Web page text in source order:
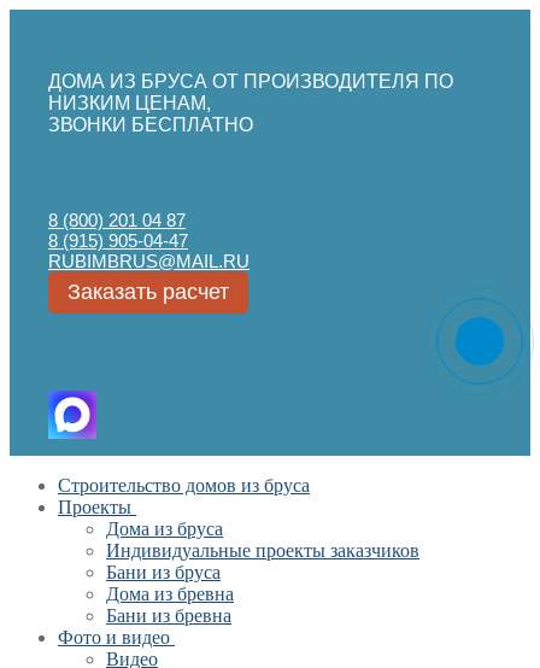
ДОМА ИЗ БРУСА ОТ ПРОИЗВОДИТЕЛЯ ПО
НИЗКИМ ЦЕНАМ,
ЗВОНКИ БЕСПЛАТНО
8 (800) 201 04 87
8 (915) 905-04-47
RUBIMBRUS@MAIL.RU
Заказать расчет
Перейти
содержимому
Меню
ЗакрытьСтроительство домов из бруса
Проекты
Дома из бруса
Индивидуальные проекты заказчиков
Бани из бруса
Дома из бревна
Бани из бревна
Фото и видео
Видео